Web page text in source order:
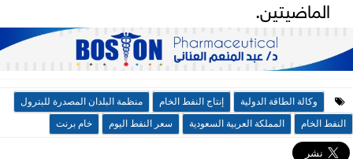
الماضيتين.
وكالة الطاقة الدولية إنتاج النفط الخام
منظمة البلدان المصدرة للبترول
النفط الخام
المملكة العربية السعودية سعر النفط اليوم خام برنت